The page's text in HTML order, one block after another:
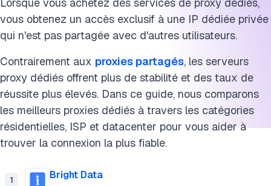
vous obtenez un accès exclusif à une IP dédiée privée
qui n'est pas partagée avec d'autres utilisateurs.
Contrairement aux proxies partagés, les serveurs
proxy dédiés offrent plus de stabilité et des taux de
réussite plus élevés. Dans ce guide, nous comparons
les meilleurs proxies dédiés à travers les catégories
résidentielles, ISP et datacenter pour vous aider à
trouver la connexion la plus fiable.
1
Bright Data